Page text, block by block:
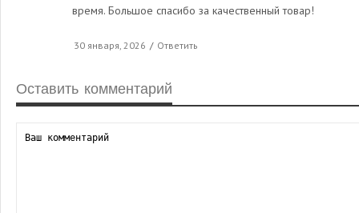
время. Большое спасибо за качественный товар!
30 января, 2026 / Ответить
Оставить комментарий